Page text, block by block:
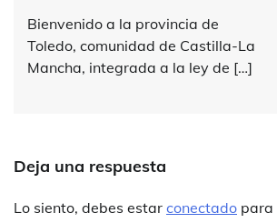
Bienvenido a la provincia de
Toledo, comunidad de Castilla-La
Mancha, integrada a la ley de […]
Deja una respuesta
Lo siento, debes estar conectado para